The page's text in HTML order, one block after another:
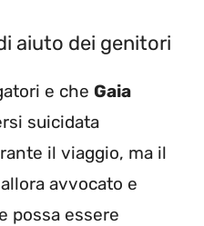
aiuto dei genitori
e che Gaia
suicidata
il viaggio, ma il
avvocato e
possa essere